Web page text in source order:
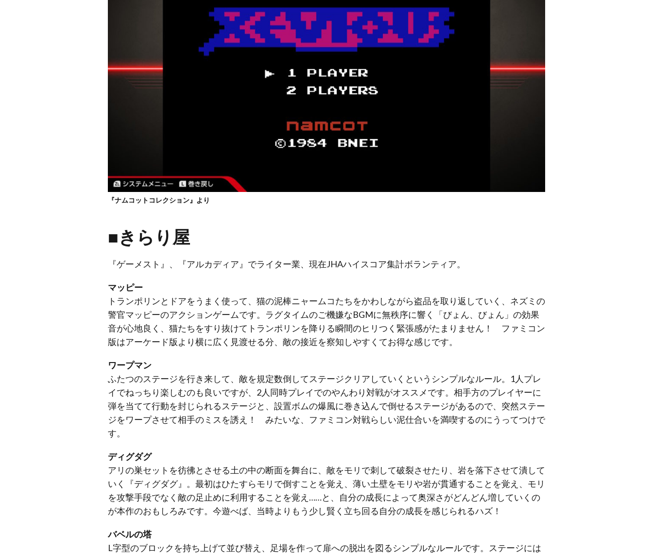
『ナムコットコレクション』より
■きらり屋
『ゲーメスト』、『アルカディア』でライター業、現在JHAハイスコア集計ボランティア。
マッピー
トランポリンとドアをうまく使って、猫の泥棒ニャームコたちをかわしながら盗品を取り返していく、ネズミの
警官マッピーのアクションゲームです。ラグタイムのご機嫌なBGMに無秩序に響く「びょん、びょん」の効果
音が心地良く、猫たちをすり抜けてトランポリンを降りる瞬間のヒリつく緊張感がたまりません！ ファミコン
版はアーケード版より横に広く見渡せる分、敵の接近を察知しやすくてお得な感じです。
ワープマン
ふたつのステージを行き来して、敵を規定数倒してステージクリアしていくというシンプルなルール。1人プレ
イでねっちり楽しむのも良いですが、2人同時プレイでのやんわり対戦がオススメです。相手方のプレイヤーに
弾を当てて行動を封じられるステージと、設置ボムの爆風に巻き込んで倒せるステージがあるので、突然ステー
ジをワープさせて相手のミスを誘え！ みたいな、ファミコン対戦らしい泥仕合いを満喫するのにうってつけで
す。
ディグダグ
アリの巣セットを彷彿とさせる土の中の断面を舞台に、敵をモリで刺して破裂させたり、岩を落下させて潰して
いく『ディグダグ』。最初はひたすらモリで倒すことを覚え、薄い土壁をモリや岩が貫通することを覚え、モリ
を攻撃手段でなく敵の足止めに利用することを覚え……と、自分の成長によって奥深さがどんどん増していくの
が本作のおもしろみです。今遊べば、当時よりもう少し賢く立ち回る自分の成長を感じられるハズ！
バベルの塔
L字型のブロックを持ち上げて並び替え、足場を作って扉への脱出を図るシンプルなルールです。ステージには